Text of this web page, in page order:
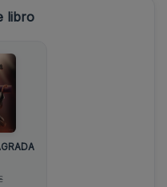
libro